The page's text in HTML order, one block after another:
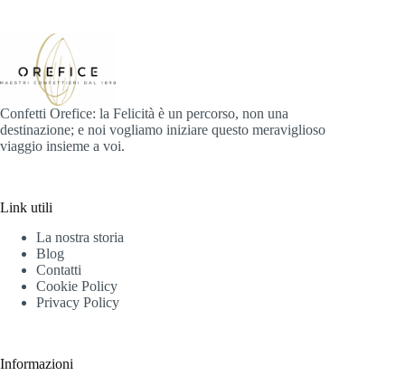
Confetti Orefice: la Felicità è un percorso, non una
destinazione; e noi vogliamo iniziare questo meraviglioso
viaggio insieme a voi.
Link utili
La nostra storia
Blog
Contatti
Cookie Policy
Privacy Policy
Informazioni